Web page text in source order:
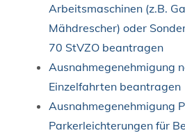
Arbeitsmaschinen (z.B.
Mähdrescher) oder
70 StVZO beantragen
Ausnahmegenehmigung
Einzelfahrten beantragen
Ausnahmegenehmigung
Parkerleichterungen für